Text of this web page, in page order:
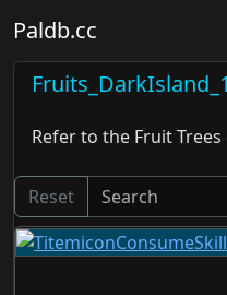
Paldb.cc
Refer to the Fruit
Reset